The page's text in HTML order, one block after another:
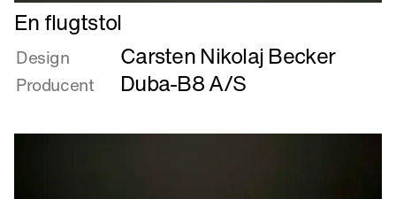
Læs
mere
om
En
flugtstol
En flugtstol
Design Carsten Nikolaj Becker
Producent Duba-B8 A/S